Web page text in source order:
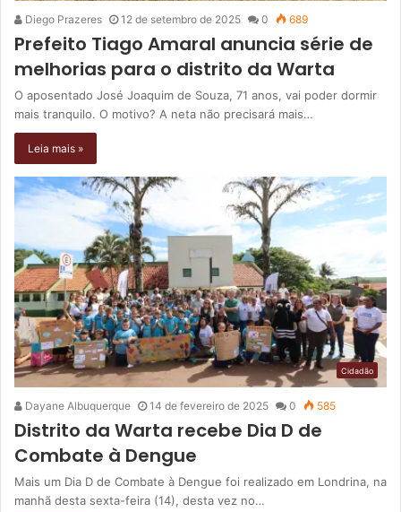
Diego Prazeres 12 de setembro de 2025 0 689
Prefeito Tiago Amaral anuncia série de
melhorias para o distrito da Warta
O aposentado José Joaquim de Souza, 71 anos, vai poder dormir
mais tranquilo. O motivo? A neta não precisará mais…
Leia mais »
Cidadão
Dayane Albuquerque 14 de fevereiro de 2025 0 585
Distrito da Warta recebe Dia D de
Combate à Dengue
Mais um Dia D de Combate à Dengue foi realizado em Londrina, na
manhã desta sexta-feira (14), desta vez no…